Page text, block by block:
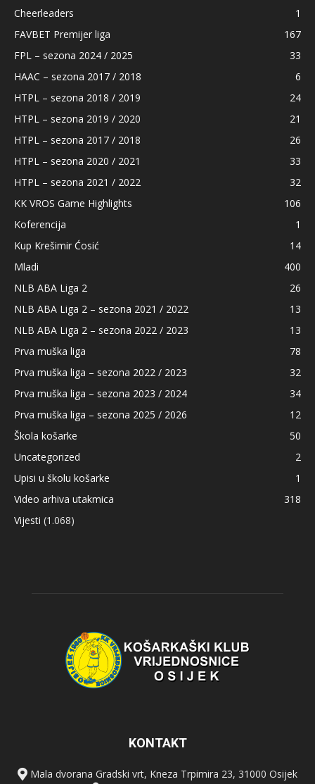
Cheerleaders
1
FAVBET Premijer liga
167
FPL – sezona 2024 / 2025
33
HAAC – sezona 2017 / 2018
6
HTPL – sezona 2018 / 2019
24
HTPL – sezona 2019 / 2020
21
HTPL – sezona 2017 / 2018
26
HTPL – sezona 2020 / 2021
33
HTPL – sezona 2021 / 2022
32
KK VROS Game Highlights
106
Koferencija
1
Kup Krešimir Ćosić
14
Mladi
400
NLB ABA Liga 2
26
NLB ABA Liga 2 – sezona 2021 / 2022
13
NLB ABA Liga 2 – sezona 2022 / 2023
13
Prva muška liga
78
Prva muška liga – sezona 2022 / 2023
32
Prva muška liga – sezona 2023 / 2024
34
Prva muška liga – sezona 2025 / 2026
12
Škola košarke
50
Uncategorized
2
Upisi u školu košarke
1
Video arhiva utakmica
318
Vijesti (1.068)
KONTAKT
Mala dvorana Gradski vrt, Kneza Trpimira 23, 31000 Osijek